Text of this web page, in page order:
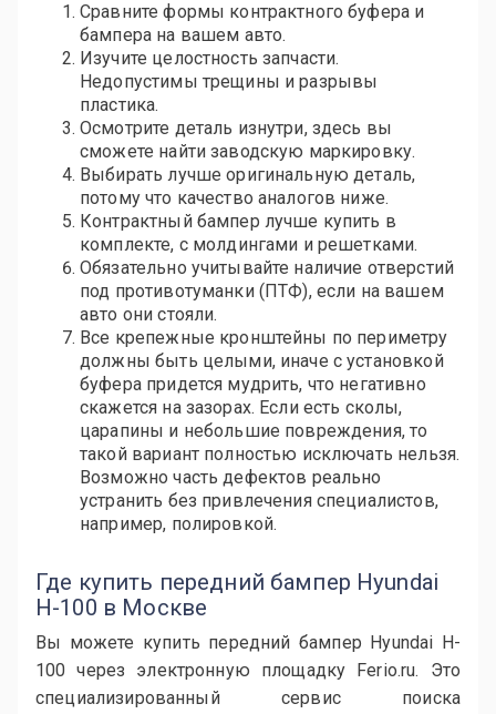
Сравните формы контрактного буфера и
бампера на вашем авто.
Изучите целостность запчасти.
Недопустимы трещины и разрывы
пластика.
Осмотрите деталь изнутри, здесь вы
сможете найти заводскую маркировку.
Выбирать лучше оригинальную деталь,
потому что качество аналогов ниже.
Контрактный бампер лучше купить в
комплекте, с молдингами и решетками.
Обязательно учитывайте наличие отверстий
под противотуманки (ПТФ), если на вашем
авто они стояли.
Все крепежные кронштейны по периметру
должны быть целыми, иначе с установкой
буфера придется мудрить, что негативно
скажется на зазорах. Если есть сколы,
царапины и небольшие повреждения, то
такой вариант полностью исключать нельзя.
Возможно часть дефектов реально
устранить без привлечения специалистов,
например, полировкой.
Где купить передний бампер Hyundai
H-100 в Москве
Вы можете купить передний бампер Hyundai H-
100 через электронную площадку Ferio.ru. Это
специализированный сервис поиска